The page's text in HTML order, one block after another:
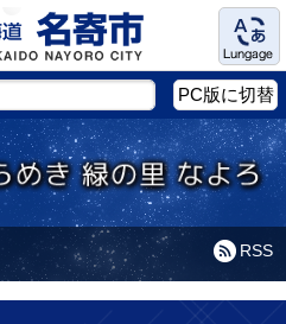
Language
PC版に切替
RSS